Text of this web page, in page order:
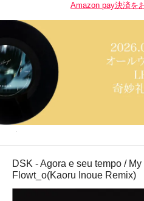
Amazon pay決済を
DSK - Agora e seu tempo /
Flowt_o(Kaoru Inoue Remix)